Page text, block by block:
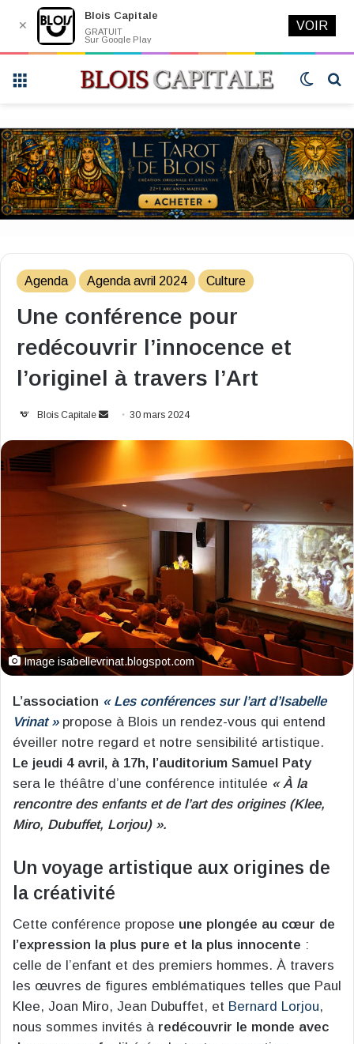
Switch
Agenda Agenda avril 2024 Culture
Une conférence pour
redécouvrir l’innocence et
l’originel à travers l’Art
Blois Capitale
Envoyer30 mars 2024
Image isabellevrinat.blogspot.com
L’association « Les conférences sur l’art d’Isabelle
Vrinat »propose à Blois un rendez-vous qui entend
éveiller notre regard et notre sensibilité artistique.
Le jeudi 4 avril, à 17h, l’auditorium Samuel Paty
sera le théâtre d’une conférence intitulée « À la
rencontre des enfants et de l’art des origines (Klee,
Miro, Dubuffet, Lorjou) ».
Un voyage artistique aux origines de
la créativité
Cette conférence propose une plongée au cœur de
l’expression la plus pure et la plus innocente :
celle de l’enfant et des premiers hommes. À travers
les œuvres de figures emblématiques telles que Paul
Klee, Joan Miro, Jean Dubuffet, et Bernard Lorjou,
nous sommes invités à redécouvrir le monde avec
✕
Blois Capitale
GRATUIT
Sur Google Play
VOIR